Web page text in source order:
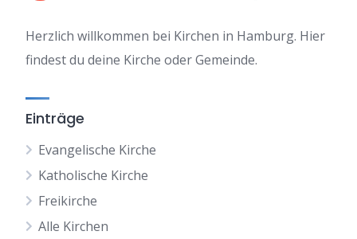
Herzlich willkommen bei Kirchen in Hamburg. Hier
findest du deine Kirche oder Gemeinde.
Einträge
Evangelische Kirche
Katholische Kirche
Freikirche
Alle Kirchen